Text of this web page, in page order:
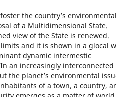
the country’s environmental
of a Multidimensional State.
view of the State is renewed.
and it is shown in a glocal
dynamic intermestic
an increasingly interconnected
the planet’s environmental
of a town, a country,